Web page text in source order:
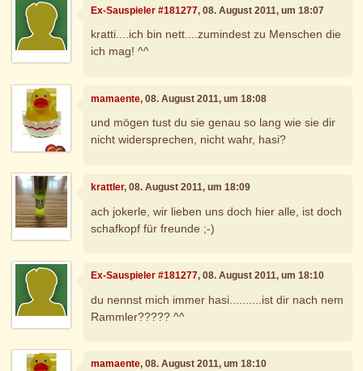
Ex-Sauspieler #181277, 08. August 2011, um 18:07
kratti....ich bin nett....zumindest zu Menschen die
ich mag! ^^
mamaente, 08. August 2011, um 18:08
und mögen tust du sie genau so lang wie sie dir
nicht widersprechen, nicht wahr, hasi?
krattler, 08. August 2011, um 18:09
ach jokerle, wir lieben uns doch hier alle, ist doch
schafkopf für freunde ;-)
Ex-Sauspieler #181277, 08. August 2011, um 18:10
du nennst mich immer hasi..........ist dir nach nem
Rammler????? ^^
mamaente, 08. August 2011, um 18:10